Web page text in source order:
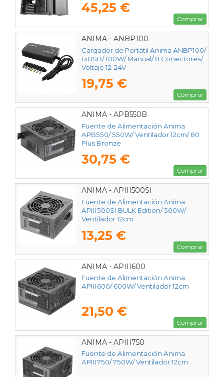
45,25 €
Comprar
ANIMA - ANBP100
Cargador de Portátil Anima ANBP100/
1xUSB/ 100W/ Manual/ 8 Conectores/
Voltaje 12-24V
19,75 €
Comprar
ANIMA - APB550B
Fuente de Alimentación Anima
APB550/ 550W/ Ventilador 12cm/ 80
Plus Bronze
30,75 €
Comprar
ANIMA - APIII500SI
Fuente de Alimentación Anima
APIII500SI BULK Edition/ 500W/
Ventilador 12cm
13,25 €
Comprar
ANIMA - APIII600
Fuente de Alimentación Anima
APIII600/ 600W/ Ventilador 12cm
21,50 €
Comprar
ANIMA - APIII750
Fuente de Alimentación Anima
APIII750/ 750W/ Ventilador 12cm